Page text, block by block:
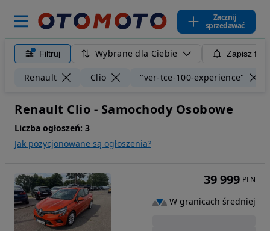
Zacznij
sprzedawać
Filtruj Wybrane dla Ciebie Zapisz
Renault Clio "ver-tce-100-experience"
Renault Clio - Samochody Osobowe
Liczba ogłoszeń: 3
Jak pozycjonowane są ogłoszenia?
39 999 PLN
W granicach średniej